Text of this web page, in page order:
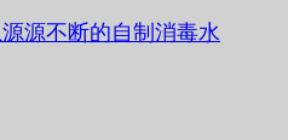
源不断的自制消毒水